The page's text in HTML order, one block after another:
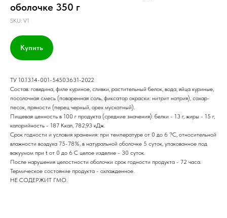
оболочке 350 г
SKU: V1
Купить
ТУ 10.13.14-001-54503631-2022
Состав: говядина, филе куриное, сливки, растительный белок, вода, яйца куриные,
посолочная смесь (поваренная соль, фиксатор окраски: нитрит натрия), сахар-
песок, пряности (перец черный, орех мускатный).
Пищевая ценность в 100 г продукта (средние значения): белки - 13 г, жиры - 15 г,
калорийность - 187 Ккал, 782,93 кДж.
Срок годности и условия хранения: при температуре от 0 до 6 ?С, относительной
влажности воздуха 75-78%, в натуральной оболочке 5 суток, упакованное под
вакуумом при t от 0 до 6 С целое изделие - 30 суток.
После нарушения целостности оболочки срок годности продукта - 72 часа.
Термическое состояние продукта - охлажденное.
НЕ СОДЕРЖИТ ГМО.